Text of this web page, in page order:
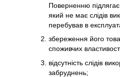
Поверненню підлягає
який не має слідів
перебував в
збереження його
споживчих
відсутність слідів
забруднень;